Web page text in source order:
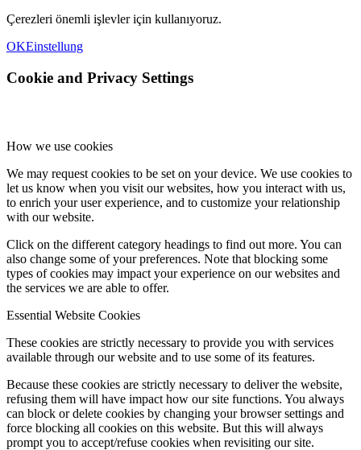
Çerezleri önemli işlevler için kullanıyoruz.
OKEinstellung
Cookie and Privacy Settings
How we use cookies
We may request cookies to be set on your device. We use cookies to
let us know when you visit our websites, how you interact with us,
to enrich your user experience, and to customize your relationship
with our website.
Click on the different category headings to find out more. You can
also change some of your preferences. Note that blocking some
types of cookies may impact your experience on our websites and
the services we are able to offer.
Essential Website Cookies
These cookies are strictly necessary to provide you with services
available through our website and to use some of its features.
Because these cookies are strictly necessary to deliver the website,
refusing them will have impact how our site functions. You always
can block or delete cookies by changing your browser settings and
force blocking all cookies on this website. But this will always
prompt you to accept/refuse cookies when revisiting our site.